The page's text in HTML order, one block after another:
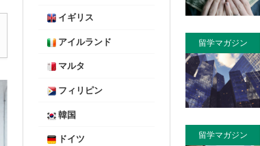
イギリス
アイルランド
マルタ
フィリピン
韓国
ドイツ
留学マガジン
留学マガジン